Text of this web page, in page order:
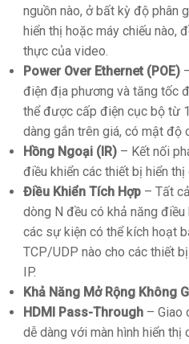
nguồn nào, ở bất kỳ độ phân
hiển thị hoặc máy chiếu nào,
thực của video.
Power Over Ethernet (POE)
điện địa phương và tăng tốc
thể được cấp điện cục bộ từ
dàng gắn trên giá, có mật độ
Hồng Ngoại (IR) – Kết nối
điều khiển các thiết bị hiển
Điều Khiển Tích Hợp – Tất
dòng N đều có khả năng
các sự kiện có thể kích hoạt
TCP/UDP nào cho các thiết
IP.
Khả Năng Mở Rộng Không
HDMI Pass-Through – Giao
dễ dàng với màn hình hiển